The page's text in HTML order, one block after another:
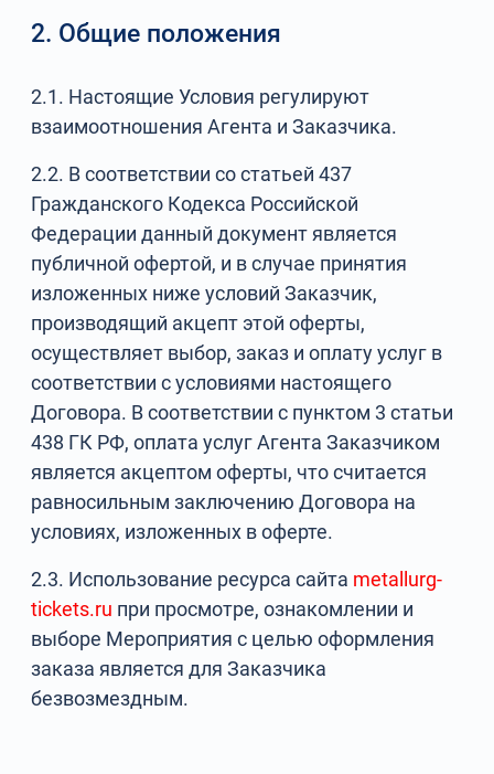
2. Общие положения
2.1. Настоящие Условия регулируют
взаимоотношения Агента и Заказчика.
2.2. В соответствии со статьей 437
Гражданского Кодекса Российской
Федерации данный документ является
публичной офертой, и в случае принятия
изложенных ниже условий Заказчик,
производящий акцепт этой оферты,
осуществляет выбор, заказ и оплату услуг в
соответствии с условиями настоящего
Договора. В соответствии с пунктом 3 статьи
438 ГК РФ, оплата услуг Агента Заказчиком
является акцептом оферты, что считается
равносильным заключению Договора на
условиях, изложенных в оферте.
2.3. Использование ресурса сайта metallurg-
tickets.ru при просмотре, ознакомлении и
выборе Мероприятия с целью оформления
заказа является для Заказчика
безвозмездным.